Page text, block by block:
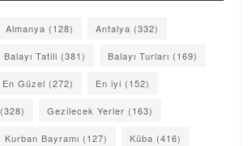
Almanya (128) Antalya (332)
Balayı Tatili (381) Balayı Turları (169)
En Güzel (272) En iyi (152)
(328) Gezilecek Yerler (163)
Kurban Bayramı (127) Küba (416)